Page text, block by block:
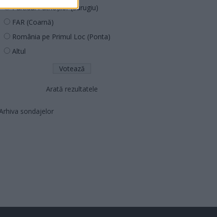
Partidul Patrioților (Surugiu)
FAR (Coarnă)
România pe Primul Loc (Ponta)
Altul
Arată rezultatele
sondajelor